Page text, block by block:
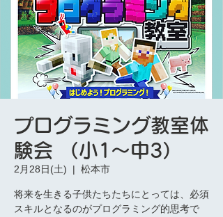
プログラミング教室体
験会 （小1〜中3）
2月28日(土)
  |
松本市
将来を生きる子供たちたちにとっては、必須
スキルとなるのがプログラミング的思考で